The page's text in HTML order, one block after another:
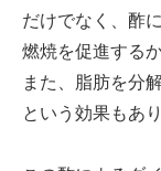
だけでなく、酢
燃焼を促進する
また、脂肪を分
という効果もあり